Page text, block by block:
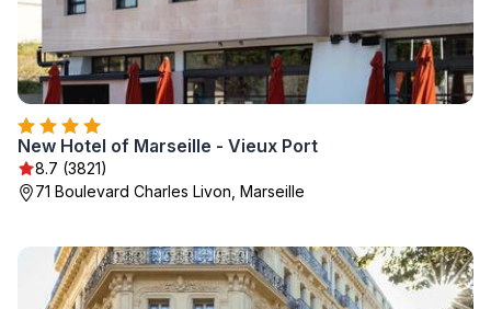
New Hotel of Marseille - Vieux Port
8.7 (3821)
71 Boulevard Charles Livon, Marseille